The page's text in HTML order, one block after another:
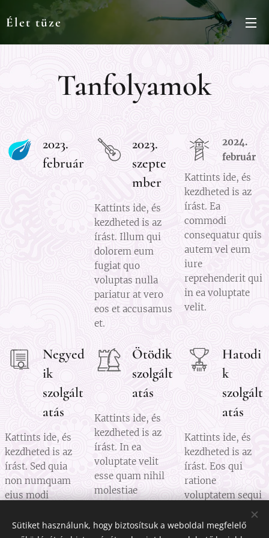
Élet tüze
Tanfolyamok
2023.
február
2023.
szepte
mber
Kattints ide, és
kezdheted is az
írást. Illum qui
dolorem eum
fugiat quo
voluptas nulla
pariatur at vero
eos et accusamus
et.
2024.
február
Kattints ide, és
kezdheted is az
írást. Ea
commodi
consequatur quis
autem vel eum
iure
reprehenderit qui
in ea voluptate
velit.
Negyed
ik
szolgált
atás
Kattints ide, és
kezdheted is az
írást. Sed quia
non numquam
eius modi
ut labore et
Ötödik
szolgált
atás
Kattints ide, és
kezdheted is az
írást. In ea
voluptate velit
esse quam nihil
molestiae
illum qui
dolorem eum.
Hatodi
k
szolgált
atás
Kattints ide, és
kezdheted is az
írást. Eos qui
ratione
voluptatem sequi
nesciunt neque
porro quisquam
Sütiket használunk, hogy biztosítsuk a weboldal megfelelő